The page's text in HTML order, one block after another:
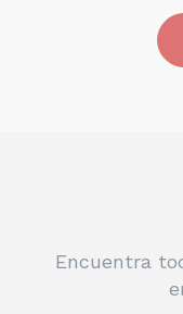
Encuentra